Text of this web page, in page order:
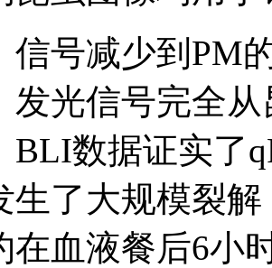
信号减少到PM
发光信号完全
BLI数据证实了
生了大规模裂
在血液餐后6小